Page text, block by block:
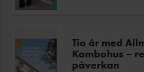
Tio år med
Kombohus –
påverkan